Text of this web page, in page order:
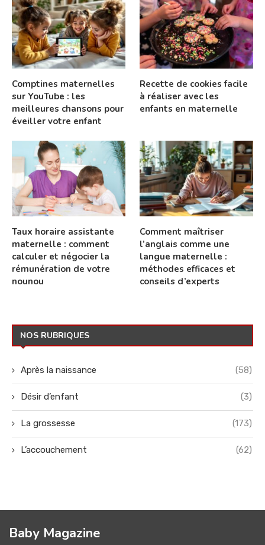
Comptines maternelles
sur YouTube : les
meilleures chansons pour
éveiller votre enfant
Recette de cookies facile
à réaliser avec les
enfants en maternelle
Taux horaire assistante
maternelle : comment
calculer et négocier la
rémunération de votre
nounou
Comment maîtriser
l’anglais comme une
langue maternelle :
méthodes efficaces et
conseils d’experts
NOS RUBRIQUES
Après la naissance (58)
Désir d’enfant (3)
La grossesse (173)
L’accouchement (62)
Baby Magazine